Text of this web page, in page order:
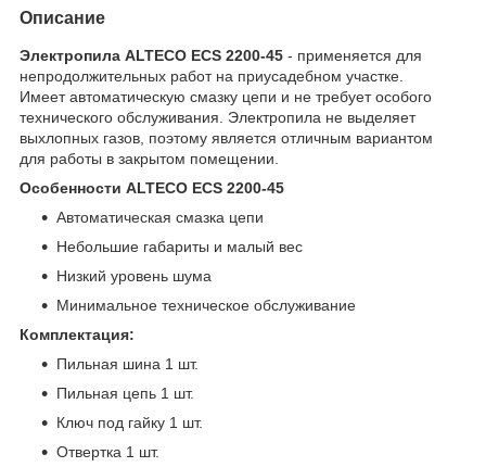
Описание
Электропила ALTECO ECS 2200-45 - применяется для
непродолжительных работ на приусадебном участке.
Имеет автоматическую смазку цепи и не требует особого
технического обслуживания. Электропила не выделяет
выхлопных газов, поэтому является отличным вариантом
для работы в закрытом помещении.
Особенности ALTECO ECS 2200-45
Автоматическая смазка цепи
Небольшие габариты и малый вес
Низкий уровень шума
Минимальное техническое обслуживание
Комплектация:
Пильная шина 1 шт.
Пильная цепь 1 шт.
Ключ под гайку 1 шт.
Отвертка 1 шт.